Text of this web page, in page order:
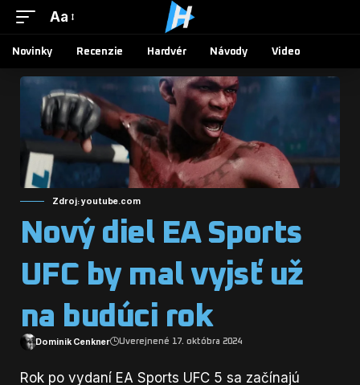
Aa
Novinky Recenzie Hardvér Návody Video
Zdroj: youtube.com
Nový diel EA Sports
UFC by mal vyjsť už
na budúci rok
Dominik Cenkner Uverejnené 17. októbra 2024
Rok po vydaní EA Sports UFC 5 sa začínajú